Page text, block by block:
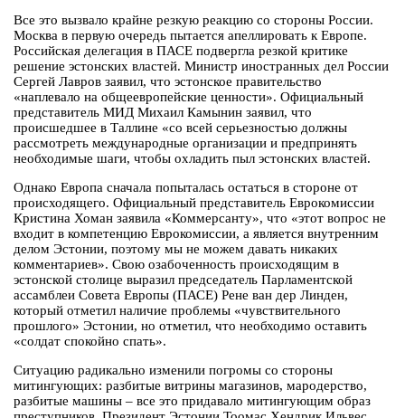
Все это вызвало крайне резкую реакцию со стороны России.
Москва в первую очередь пытается апеллировать к Европе.
Российская делегация в ПАСЕ подвергла резкой критике
решение эстонских властей. Министр иностранных дел России
Сергей Лавров заявил, что эстонское правительство
«наплевало на общеевропейские ценности». Официальный
представитель МИД Михаил Камынин заявил, что
происшедшее в Таллине «со всей серьезностью должны
рассмотреть международные организации и предпринять
необходимые шаги, чтобы охладить пыл эстонских властей.
Однако Европа сначала попыталась остаться в стороне от
происходящего. Официальный представитель Еврокомиссии
Кристина Хоман заявила «Коммерсанту», что «этот вопрос не
входит в компетенцию Еврокомиссии, а является внутренним
делом Эстонии, поэтому мы не можем давать никаких
комментариев». Свою озабоченность происходящим в
эстонской столице выразил председатель Парламентской
ассамблеи Совета Европы (ПАСЕ) Рене ван дер Линден,
который отметил наличие проблемы «чувствительного
прошлого» Эстонии, но отметил, что необходимо оставить
«солдат спокойно спать».
Ситуацию радикально изменили погромы со стороны
митингующих: разбитые витрины магазинов, мародерство,
разбитые машины – все это придавало митингующим образ